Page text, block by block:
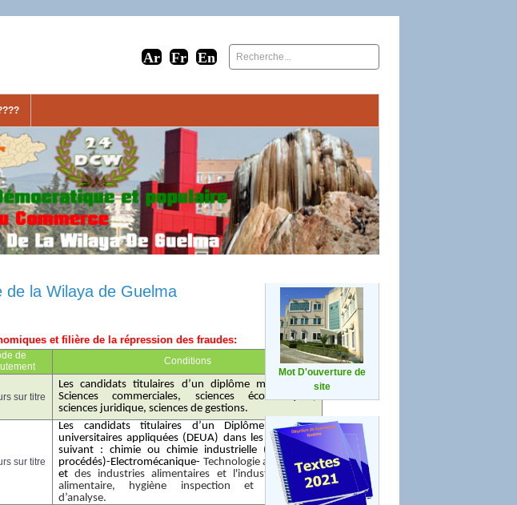
de la Wilaya de Guelma
et filière de la répression des fraudes:
de
Conditions
sur titre
Les candidats titulaires d’un diplôme magister en
Sciences commerciales, sciences économiques,
sciences juridique, sciences de gestions.
sur titre
Les candidats titulaires d’un Diplôme d’études
universitaires appliquées (DEUA) dans les spécialités
suivant : chimie ou chimie industrielle (génie des
procédés)-Electromécanique- Technologie alimentaire
et des industries alimentaires et
l'industrie agro-
alimentaire, hygiène inspection et méthodes
d’analyse.
Mot D'ouverture de
site